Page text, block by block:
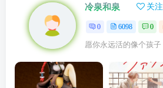
冷泉和泉 关注
0 6098 0
愿你永远活的像个孩子